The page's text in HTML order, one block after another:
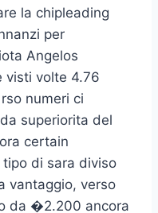
la chipleading
per
Angelos
visti volte 4.76
numeri ci
superiorita del
certain
di sara diviso
vantaggio, verso
da �2.200 ancora